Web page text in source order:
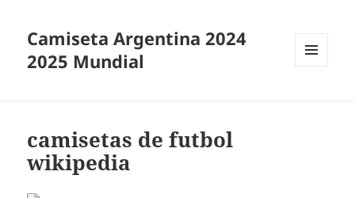
Camiseta Argentina 2024
2025 Mundial
camisetas de futbol
wikipedia